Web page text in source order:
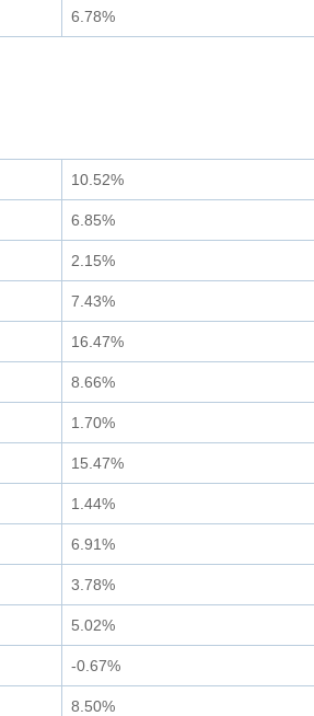
6.78%
10.52%
6.85%
2.15%
7.43%
16.47%
8.66%
1.70%
15.47%
1.44%
6.91%
3.78%
5.02%
-0.67%
8.50%